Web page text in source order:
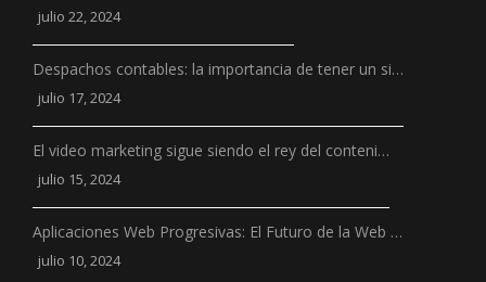
julio 22, 2024
Despachos contables: la importancia de tener un si…
julio 17, 2024
El video marketing sigue siendo el rey del conteni…
julio 15, 2024
Aplicaciones Web Progresivas: El Futuro de la Web …
julio 10, 2024